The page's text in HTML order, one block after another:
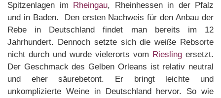
Spitzenlagen im Rheingau, Rheinhessen in der Pfalz
und in Baden. Den ersten Nachweis für den Anbau der
Rebe in Deutschland findet man bereits im 12
Jahrhundert. Dennoch setzte sich die weiße Rebsorte
nicht durch und wurde vielerorts vom Riesling ersetzt.
Der Geschmack des Gelben Orleans ist relativ neutral
und eher säurebetont. Er bringt leichte und
unkomplizierte Weine in Deutschland hervor. So wie